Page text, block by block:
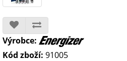
Výrobce:
Kód zboží: 91005